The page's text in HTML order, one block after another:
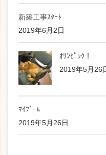
新築工事ｽﾀｰﾄ
2019年6月2日
ｵﾘﾝﾋﾟｯｸ！
2019年5月26
ﾏｲﾌﾞｰﾑ
2019年5月26日